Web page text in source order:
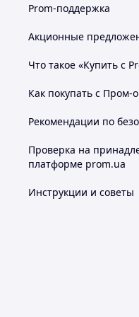
EN2
EN3
EN4
EN7
Долговечность
закрытия.
систем Выбирайте
Prom-поддержка
Акционные
Что такое «Купить с
Как покупать с Пром-
Рекомендации по
Проверка на
платформе prom.ua
Инструкции и советы